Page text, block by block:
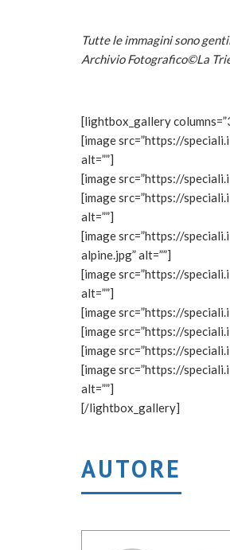
Tutte le immagini sono
Archivio Fotografico©La
[lightbox_gallery
[image src=”https://
alt=””]
[image src=”https://
[image src=”https://
alt=””]
[image src=”https://
alpine.jpg” alt=””]
[image src=”https://
alt=””]
[image src=”https://
[image src=”https://
[image src=”https://
[image src=”https://
alt=””]
[/lightbox_gallery]
AUTORE